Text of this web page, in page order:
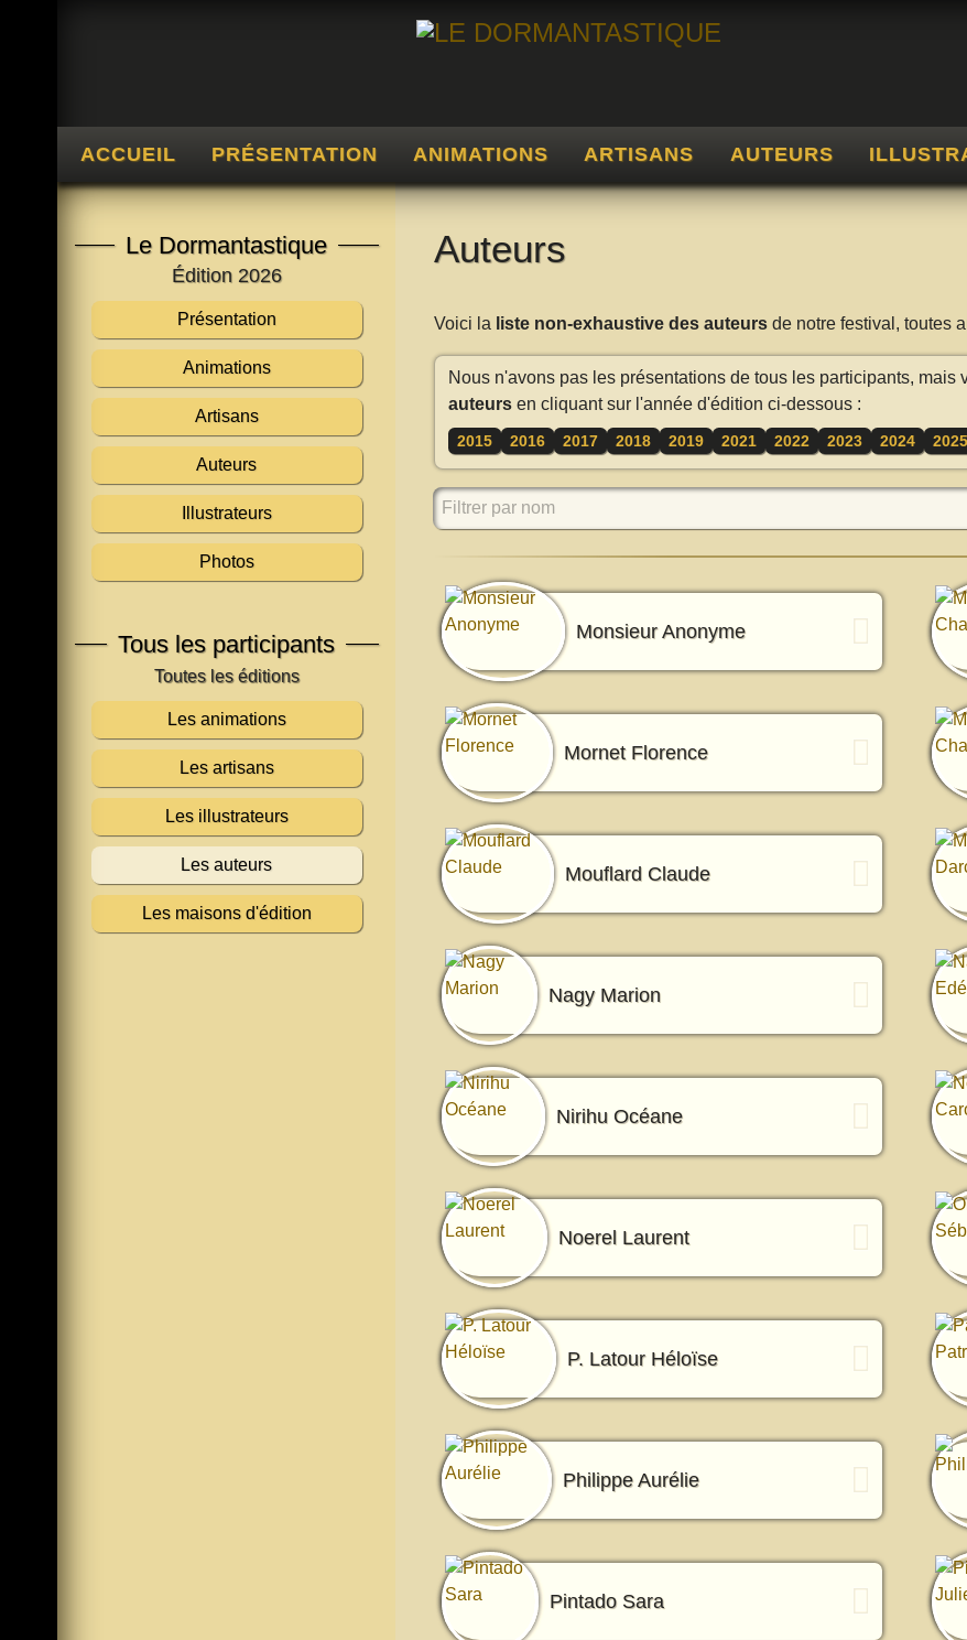
ACCUEIL PRÉSENTATION ANIMATIONS ARTISANS AUTEURS
Le Dormantastique
Édition 2026
Présentation
Animations
Artisans
Auteurs
Illustrateurs
Photos
Tous les participants
Les animations
Les artisans
Les illustrateurs
Les auteurs
Les maisons d'édition
Auteurs
Voici la liste non-exhaustive des auteursde notre festival, toutes
Nous n'avons pas les présentations de tous les participants, mais
auteursen cliquant sur l'année d'édition ci-dessous :
2015 2016 2017 2018 2019 2021 2022 2023 2024 2025
Filtrer par nom
Monsieur Anonyme
Mornet Florence
Mouflard Claude
Nagy Marion
Nirihu Océane
Noerel Laurent
P. Latour Héloïse
Philippe Aurélie
Pintado Sara